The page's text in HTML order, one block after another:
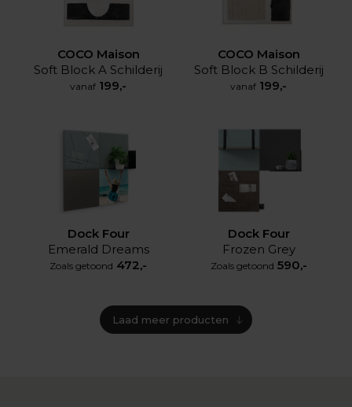
COCO Maison
Soft Block A Schilderij
vanaf 199,-
COCO Maison
Soft Block B Schilderij
vanaf 199,-
Dock Four
Emerald Dreams
Zoals getoond 472,-
Dock Four
Frozen Grey
Zoals getoond 590,-
Laad meer producten